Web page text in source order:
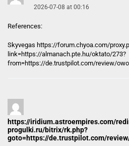
2026-07-08 at 00:16
References:
Skyvegas https://forum.chyoa.com/
link=https://almanach.pte.hu/oktato/273?
from=https://de.trustpilot.com/review/
https://iridium.astroempires.com/
progulki.ru/bitrix/rk.php?
goto=https://de.trustpilot.com/